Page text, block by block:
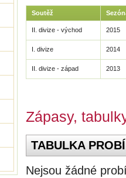
Soutěž
II. divize - východ 2015
I. divize 2014
II. divize - západ 2013
Zápasy,
TABULKA
Nejsou žádné